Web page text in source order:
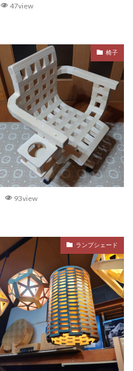
47view
椅子
93view
ランプシェード